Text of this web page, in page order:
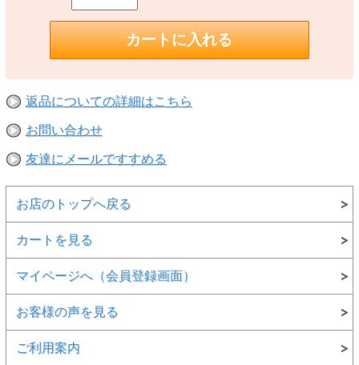
返品についての詳細はこちら
お問い合わせ
友達にメールですすめる
お店のトップへ戻る
カートを見る
マイページへ（会員登録画面）
お客様の声を見る
ご利用案内